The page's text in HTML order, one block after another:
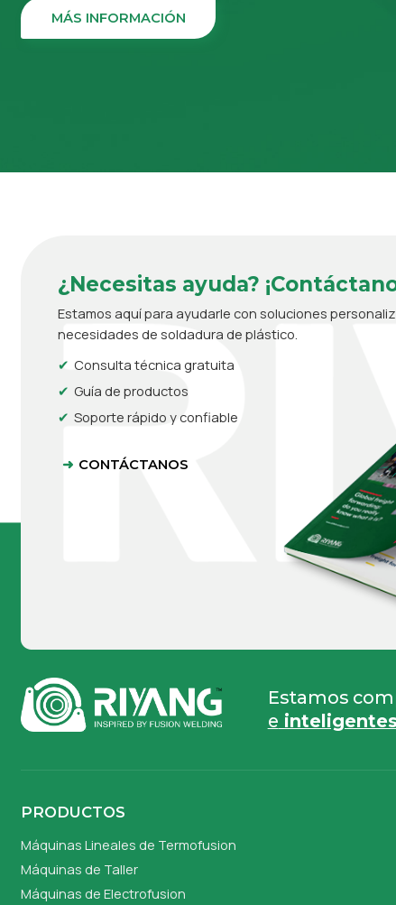
MÁS INFORMACIÓN
¿Necesitas ayuda?
Estamos aquí para ayudarle con soluciones
necesidades de soldadura de plástico.
Consulta técnica gratuita
Guía de productos
Soporte rápido y confiable
CONTÁCTANOS
Estamos
e inteligentes
PRODUCTOS
Máquinas Lineales de Termofusion
Máquinas de Taller
Máquinas de Electrofusion